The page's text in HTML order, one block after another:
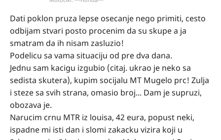
Dati poklon pruza lepse osecanje nego primiti, cesto
odbijam stvari posto procenim da su skupe a ja
smatram da ih nisam zasluzio!
Podelicu sa vama situaciju od pre dva dana.
Jednu sam kacigu izgubio (citaj. ukrao je neko sa
sedista skutera), kupim socijalu MT Mugelo prc! Zulja
i steze sa svih strana, omasio broj... Dam je supruzi,
obozava je.
Narucim crnu MTR iz louisa, 42 eura, popust neki,
ispadne mi isti dan i slomi zakacku vizira koji u